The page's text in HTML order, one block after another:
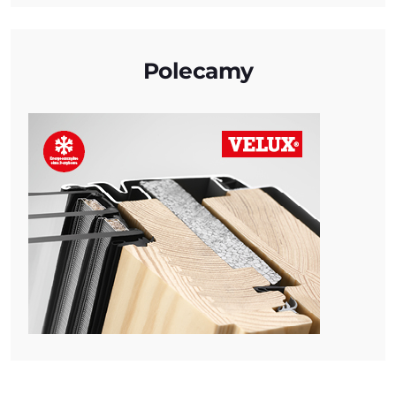
Polecamy